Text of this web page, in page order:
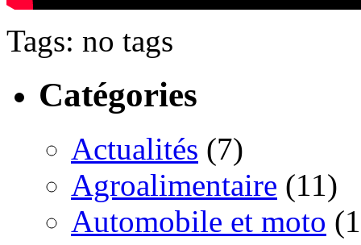
Tags: no tags
Catégories
Actualités (7)
Agroalimentaire (11)
Automobile et moto